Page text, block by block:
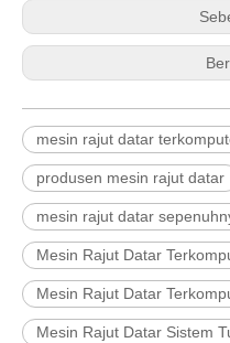
mesin rajut datar
produsen mesin rajut datar
mesin rajut datar
Mesin Rajut Datar
Mesin Rajut Datar
Mesin Rajut Datar Sistem